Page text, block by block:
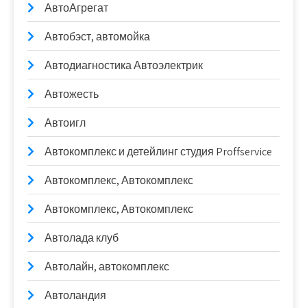
АвтоАгрегат
Автобэст, автомойка
Автодиагностика Автоэлектрик
Автожесть
Автоигл
Автокомплекс и детейлинг студия Proffservice
Автокомплекс, Автокомплекс
Автокомплекс, Автокомплекс
Автолада клуб
Автолайн, автокомплекс
Автоландия